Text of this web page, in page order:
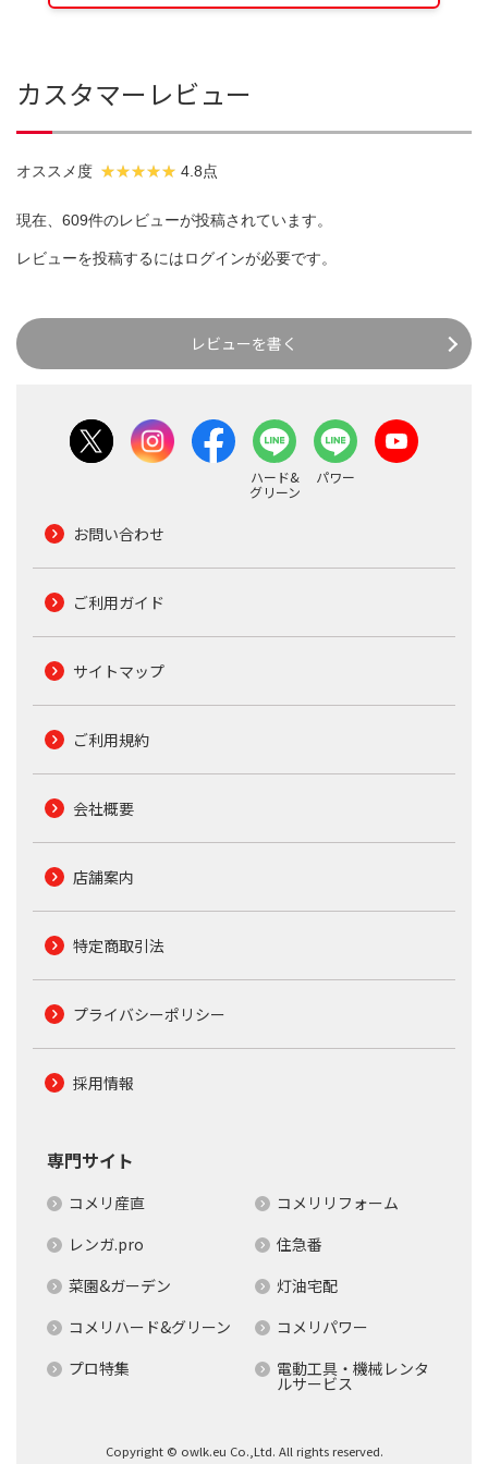
カスタマーレビュー
オススメ度 4.8点
現在、609件のレビューが投稿されています。
レビューを投稿するにはログインが必要です。
レビューを書く
ハード&
グリーン
パワー
お問い合わせ
ご利用ガイド
サイトマップ
ご利用規約
会社概要
店舗案内
特定商取引法
プライバシーポリシー
採用情報
専門サイト
コメリ産直
コメリリフォーム
レンガ.pro
住急番
菜園&ガーデン
灯油宅配
コメリハード&グリーン
コメリパワー
プロ特集
電動工具・機械レンタ
ルサービス
Copyright © owlk.eu Co.,Ltd. All rights reserved.